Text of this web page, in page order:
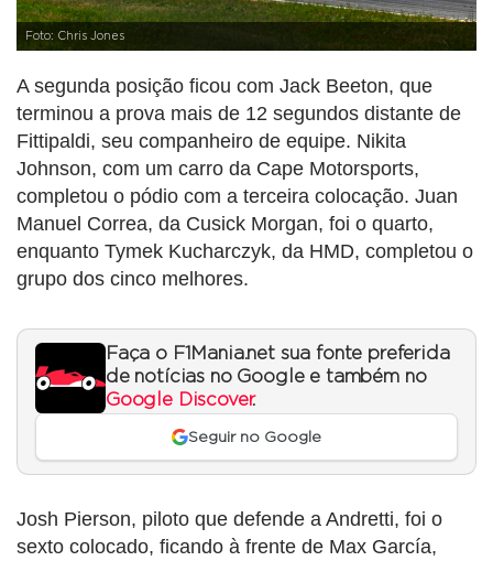
Foto: Chris Jones
A segunda posição ficou com Jack Beeton, que
terminou a prova mais de 12 segundos distante de
Fittipaldi, seu companheiro de equipe. Nikita
Johnson, com um carro da Cape Motorsports,
completou o pódio com a terceira colocação. Juan
Manuel Correa, da Cusick Morgan, foi o quarto,
enquanto Tymek Kucharczyk, da HMD, completou o
grupo dos cinco melhores.
Faça o F1Mania.net sua fonte preferida
de notícias no Google e também no
Google Discover.
Seguir no Google
Josh Pierson, piloto que defende a Andretti, foi o
sexto colocado, ficando à frente de Max García,